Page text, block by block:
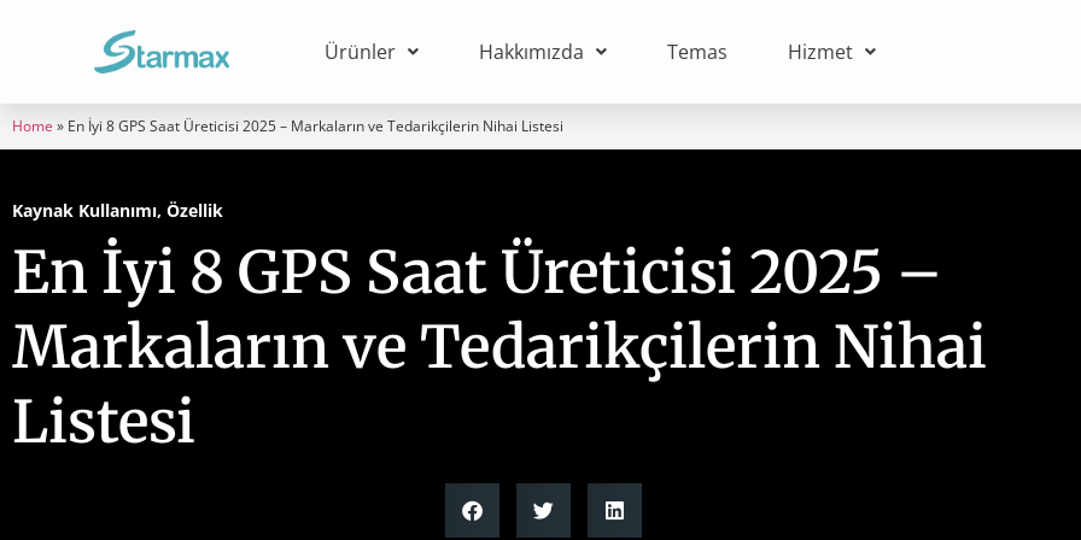
Ürünler Hakkımızda Temas Hizmet
Home » En İyi 8 GPS Saat Üreticisi 2025 – Markaların ve Tedarikçilerin Nihai Listesi
Kaynak Kullanımı, Özellik
En İyi 8 GPS Saat Üreticisi 2025 –
Markaların ve Tedarikçilerin Nihai
Listesi